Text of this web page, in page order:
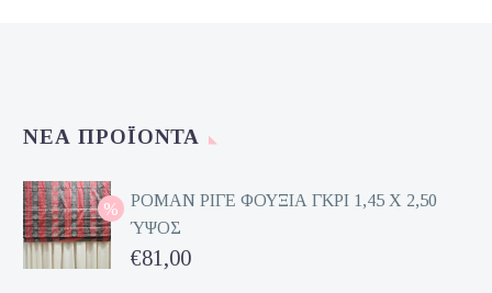
ΝΈΑ ΠΡΟΪΌΝΤΑ
ΡΟΜΑΝ ΡΙΓΕ ΦΟΥΞΙΑ ΓΚΡΙ 1,45 Χ 2,50
ΎΨΟΣ
Original
€81,00